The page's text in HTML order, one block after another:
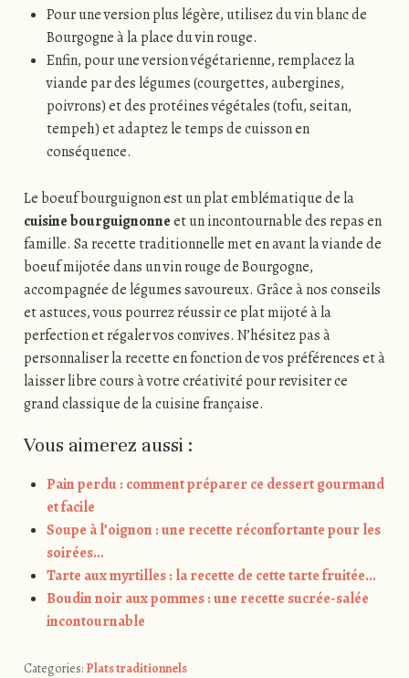
Pour une version plus légère, utilisez du vin blanc de
Bourgogne à la place du vin rouge.
Enfin, pour une version végétarienne, remplacez la
viande par des légumes (courgettes, aubergines,
poivrons) et des protéines végétales (tofu, seitan,
tempeh) et adaptez le temps de cuisson en
conséquence.
Le boeuf bourguignon est un plat emblématique de la
cuisine bourguignonneet un incontournable des repas en
famille. Sa recette traditionnelle met en avant la viande de
boeuf mijotée dans un vin rouge de Bourgogne,
accompagnée de légumes savoureux. Grâce à nos conseils
et astuces, vous pourrez réussir ce plat mijoté à la
perfection et régaler vos convives. N’hésitez pas à
personnaliser la recette en fonction de vos préférences et à
laisser libre cours à votre créativité pour revisiter ce
grand classique de la cuisine française.
Vous aimerez aussi :
Pain perdu : comment préparer ce dessert gourmand
et facile
Soupe à l’oignon : une recette réconfortante pour les
soirées…
Tarte aux myrtilles : la recette de cette tarte fruitée…
Boudin noir aux pommes : une recette sucrée-salée
incontournable
Categories: Plats traditionnels